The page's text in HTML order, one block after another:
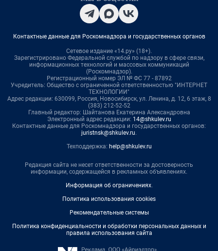
Контактные данные для Роскомнадзора и государственных органов
Сетевое издание «14.ру» (18+).
Зарегистрировано Федеральной службой по надзору в сфере связи,
информационных технологий и массовых коммуникаций
(Роскомнадзор).
Регистрационный номер ЭЛ № ФС 77 - 87892
Учредитель: Общество с ограниченной ответственностью "ИНТЕРНЕТ
ТЕХНОЛОГИИ"
Адрес редакции: 630099, Россия, Новосибирск, ул. Ленина, д. 12, 6 этаж, 8
(383) 212-52-52
Главный редактор: Шайтанова Екатерина Александровна
Электронный адрес редакции: 14@shkulev.ru
Контактные данные для Роскомнадзора и государственных органов:
juristnsk@shkulev.ru.
Техподдержка: help@shkulev.ru
Редакция сайта не несет ответственности за достоверность
информации, содержащейся в рекламных объявлениях.
Информация об ограничениях.
Политика использования cookies
Рекомендательные системы
Политика конфиденциальности и обработки персональных данных и
правила использования сайта